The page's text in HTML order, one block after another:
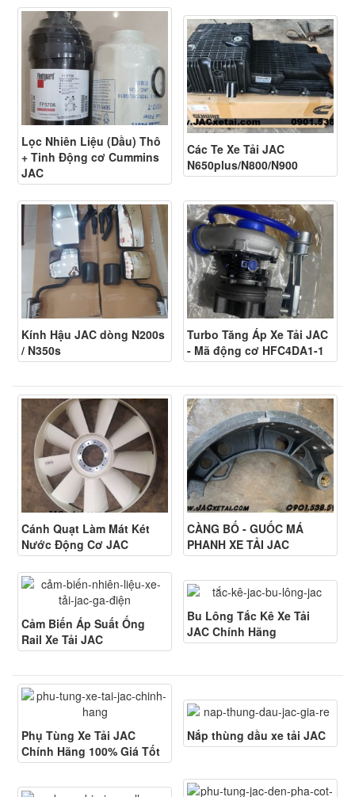
Lọc Nhiên Liệu (Dầu) Thô
+ Tinh Động cơ Cummins
JAC
Các Te Xe Tải JAC
N650plus/N800/N900
Kính Hậu JAC dòng N200s
/ N350s
Turbo Tăng Áp Xe Tải JAC
- Mã động cơ HFC4DA1-1
Cánh Quạt Làm Mát Két
Nước Động Cơ JAC
CÀNG BỐ - GUỐC MÁ
PHANH XE TẢI JAC
Cảm Biến Áp Suất Ống
Rail Xe Tải JAC
Bu Lông Tắc Kê Xe Tải
JAC Chính Hãng
Phụ Tùng Xe Tải JAC
Chính Hãng 100% Giá Tốt
Nắp thùng dầu xe tải JAC